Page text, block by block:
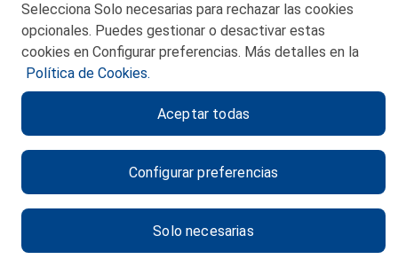
MAPA WEB
POLITICA DE PRIVACIDAD
POLITICA DE COOKIES
CANAL DE ÉTICA
Selecciona Solo necesarias para rechazar las cookies
opcionales. Puedes gestionar o desactivar estas
cookies en Configurar preferencias. Más detalles en la
Política de Cookies.
Configurar preferencias
Solo necesarias
Aceptar todas